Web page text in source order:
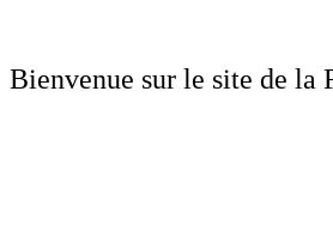
Bienvenue sur le site de la